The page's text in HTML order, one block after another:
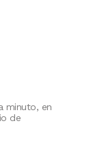
en
en LinkedIn
en
minuto, en
de